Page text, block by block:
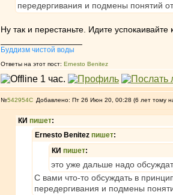
передергивания и подмены понятий
Ну так и перестаньте. Идите
Буддизм чистой воды
Ответы на этот пост: Ernesto Benitez
№542954 Добавлено: Пт 26 Июн 20, 00:28 (6 лет тому
КИ пишет:
Ernesto Benitez пишет:
КИ пишет:
это уже дальше надо
С вами что-то обсуждать в
передергивания и подмены